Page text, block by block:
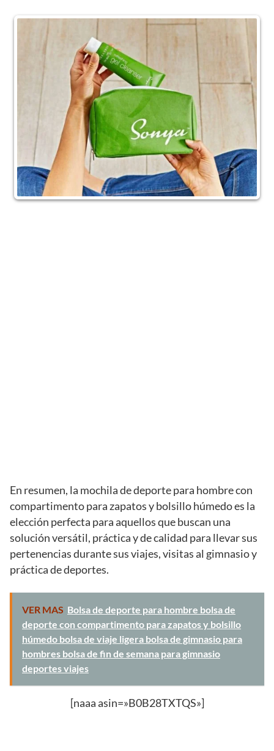
En resumen, la mochila de deporte para hombre con
compartimento para zapatos y bolsillo húmedo es la
elección perfecta para aquellos que buscan una
solución versátil, práctica y de calidad para llevar sus
pertenencias durante sus viajes, visitas al gimnasio y
práctica de deportes.
VER MAS Bolsa de deporte para hombre bolsa de
deporte con compartimento para zapatos y bolsillo
húmedo bolsa de viaje ligera bolsa de gimnasio para
hombres bolsa de fin de semana para gimnasio
deportes viajes
[naaa asin=»B0B28TXTQS»]